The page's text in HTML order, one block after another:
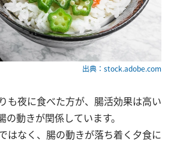
出典：stock.adobe.com
も夜に食べた方が、腸活効果は高い
動きが関係しています。
はなく、腸の動きが落ち着く夕食に